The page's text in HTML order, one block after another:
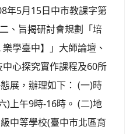
年5月15日中市教課字第
、旨揭研討會規劃「培
學臺中】」大師論壇、
心探究實作課程及60所
展，辦理如下： (一)時
)上午9時-16時。 (二)地
中等學校(臺中市北區育